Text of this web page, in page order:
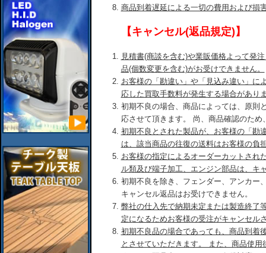
商品到着遅延による一切の費用および損
【キャンセル(返品規定)】
見積書(商談を含む)や業販価格よって発
品(個数変更を含む)がお受けできません。
お客様の「勘違い」や「見込み違い」に
応した買取手数料が発生する場合があり
初期不良の場合、商品によっては、原則
応させて頂きます。 尚、商品確認のた
初期不良とされた製品が、お客様の「勘
は、該当商品の往復の送料はお客様の負
お客様の指定によるオーダーカットされ
ル類及び端子加工、エンジン部品は、キ
初期不良を除き、フェンダー、アンカー
キャンセル返品はお受けできません。
弊社の仕入先で納期未定または製造終了
定になるためお客様の受注がキャンセル
初期不良品の場合であっても、商品到着
とさせていただきます。 また、商品使